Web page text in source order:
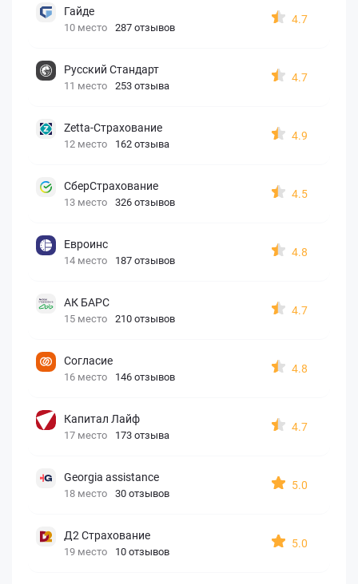
Гайде
10 место 287 отзывов
4.7
Русский Стандарт
11 место 253 отзыва
4.7
Zetta-Страхование
12 место 162 отзыва
4.9
СберСтрахование
13 место 326 отзывов
4.5
Евроинс
14 место 187 отзывов
4.8
АК БАРС
15 место 210 отзывов
4.7
Согласие
16 место 146 отзывов
4.8
Капитал Лайф
17 место 173 отзыва
4.7
Georgia assistance
18 место 30 отзывов
5.0
Д2 Страхование
19 место 10 отзывов
5.0